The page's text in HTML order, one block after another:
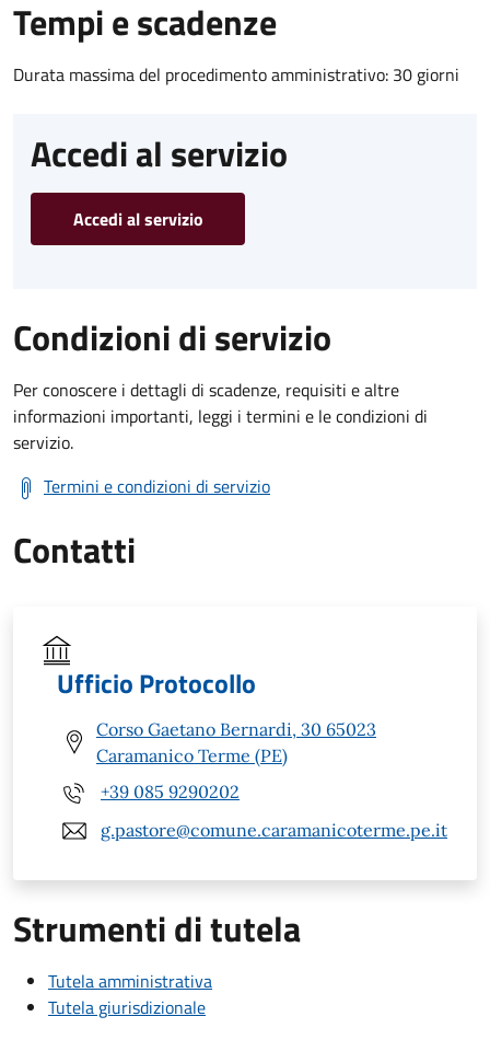
Tempi e scadenze
Durata massima del procedimento amministrativo: 30 giorni
Accedi al servizio
Accedi al servizio
Condizioni di servizio
Per conoscere i dettagli di scadenze, requisiti e altre
informazioni importanti, leggi i termini e le condizioni di
servizio.
Termini e condizioni di servizio
Contatti
Ufficio Protocollo
Corso Gaetano Bernardi, 30 65023
Caramanico Terme (PE)
+39 085 9290202
g.pastore@comune.caramanicoterme.pe.it
Strumenti di tutela
Tutela amministrativa
Tutela giurisdizionale